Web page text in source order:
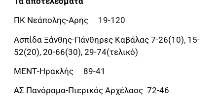
ΠΚ Νεάπολης-Αρης 19-120
Ασπίδα Ξάνθης-Πάνθηρες Καβάλας 7-26(10), 15-
52(20), 20-66(30), 29-74(τελικό)
ΜΕΝΤ-Ηρακλής 89-41
ΑΣ Πανόραμα-Πιερικός Αρχέλαος 72-46